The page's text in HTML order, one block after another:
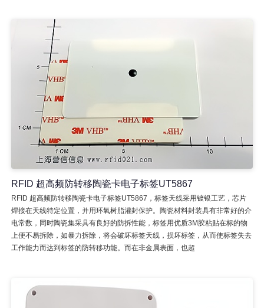
RFID 超高频防转移陶瓷卡电子标签UT5867
RFID 超高频防转移陶瓷卡电子标签UT5867，标签天线采用镀银工艺，芯片
焊接在天线特定位置，并用环氧树脂灌封保护。陶瓷材料封装具有非常好的介
电常数，同时陶瓷集采具有良好的防拆性能，标签用优质3M胶粘贴在标的物
上便不易拆除，如暴力拆除，将会破坏标签天线，损坏标签，从而使标签失去
工作能力而达到标签的防转移功能。而在非金属表面，也超